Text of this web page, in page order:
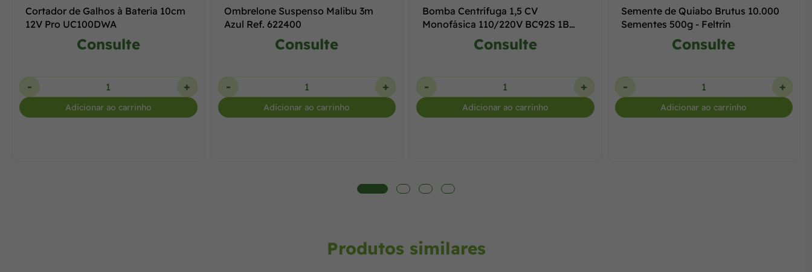
Cortador de Galhos à Bateria 10cm
12V Pro UC100DWA
Consulte
- +
Adicionar ao carrinho
Ombrelone Suspenso Malibu 3m
Azul Ref. 622400
Consulte
- +
Adicionar ao carrinho
Bomba Centrífuga 1,5 CV
Monofásica 110/220V BC92S 1B
REF. 87100135-00Consulte
- +
Adicionar ao carrinho
Semente de Quiabo Brutus 10.000
Sementes 500g - Feltrin
Consulte
- +
Adicionar ao carrinho
Produtos similares